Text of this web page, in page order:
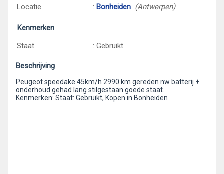
Locatie : Bonheiden (Antwerpen)
Kenmerken
Staat
: Gebruikt
Beschrijving
Peugeot speedake 45km/h 2990 km gereden nw batterij +
onderhoud gehad lang stilgestaan goede staat.
Kenmerken: Staat: Gebruikt, Kopen in Bonheiden